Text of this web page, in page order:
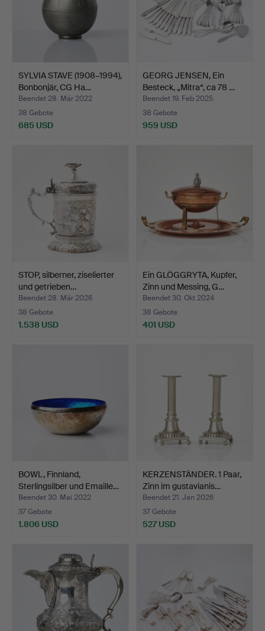
SYLVIA STAVE (1908–1994),
Bonbonjär, CG Ha…
Beendet 28. Mär 2022
38 Gebote
685 USD
GEORG JENSEN, Ein
Besteck, „Mitra“, ca 78 …
Beendet 19. Feb 2025
38 Gebote
959 USD
STOP, silberner, ziselierter
und getrieben…
Beendet 28. Mär 2026
38 Gebote
1.538 USD
Ein GLÖGGRYTA, Kupfer,
Zinn und Messing, G…
Beendet 30. Okt 2024
38 Gebote
401 USD
BOWL, Finnland,
Sterlingsilber und Emaille…
Beendet 30. Mai 2022
37 Gebote
1.806 USD
KERZENSTÄNDER. 1 Paar,
Zinn im gustavianis…
Beendet 21. Jan 2026
37 Gebote
527 USD